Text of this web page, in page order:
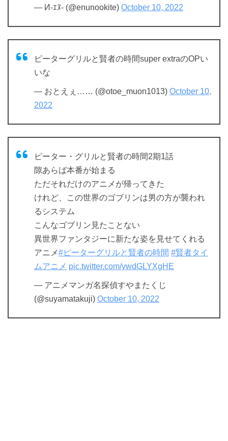
— И-ｴﾇ- (@enunookite) October 10, 2022
ピーターグリルと賢者の時間super extraのOPい
いな
— おとえぇ…… (@otoe_muon1013) October 10,
2022
ピーター・グリルと賢者の時間2期1話
隙あらば本番が始まる
ただそれだけのアニメが帰ってきた
けれど、この世界のゴブリンは男の方が襲われ
るシステム
こんなゴブリン見たことない
異世界ファンタジーに新たな姿を見せてくれる
アニメ#ピーターグリルと賢者の時間 #賢者タイ
ムアニメ pic.twitter.com/ywdGLYXgHE
— アニメマンガ名探偵すやまたくじ
(@suyamatakuji) October 10, 2022